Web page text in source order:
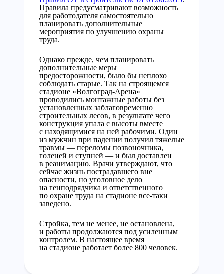
Правила предусматривают возможность
для работодателя самостоятельно
планировать дополнительные
мероприятия по улучшению охраны
труда.
Однако прежде, чем планировать
дополнительные меры
предосторожности, было бы неплохо
соблюдать старые. Так на строящемся
стадионе «Волгоград-Арена»
проводились монтажные работы без
установленных заблаговременно
строительных лесов, в результате чего
конструкция упала с высоты вместе
с находящимися на ней рабочими. Один
из мужчин при падении получил тяжелые
травмы — переломы позвоночника,
голеней и ступней — и был доставлен
в реанимацию. Врачи утверждают, что
сейчас жизнь пострадавшего вне
опасности, но уголовное дело
на генподрядчика и ответственного
по охране труда на стадионе все-таки
заведено.
Стройка, тем не менее, не остановлена,
и работы продолжаются под усиленным
контролем. В настоящее время
на стадионе работает более 800 человек.